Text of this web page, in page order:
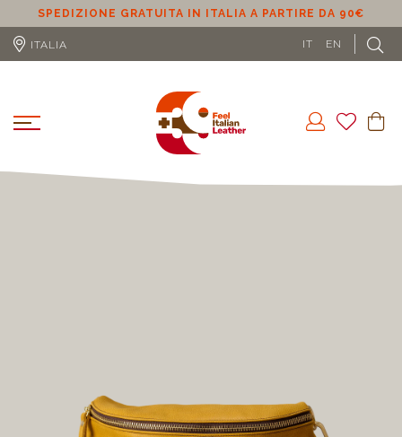
SPEDIZIONE GRATUITA IN ITALIA A PARTIRE DA 90€
ITALIA IT EN